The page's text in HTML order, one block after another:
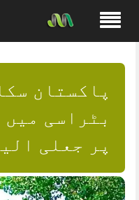
content
پاکستان
بٹراسی
پر جعلی